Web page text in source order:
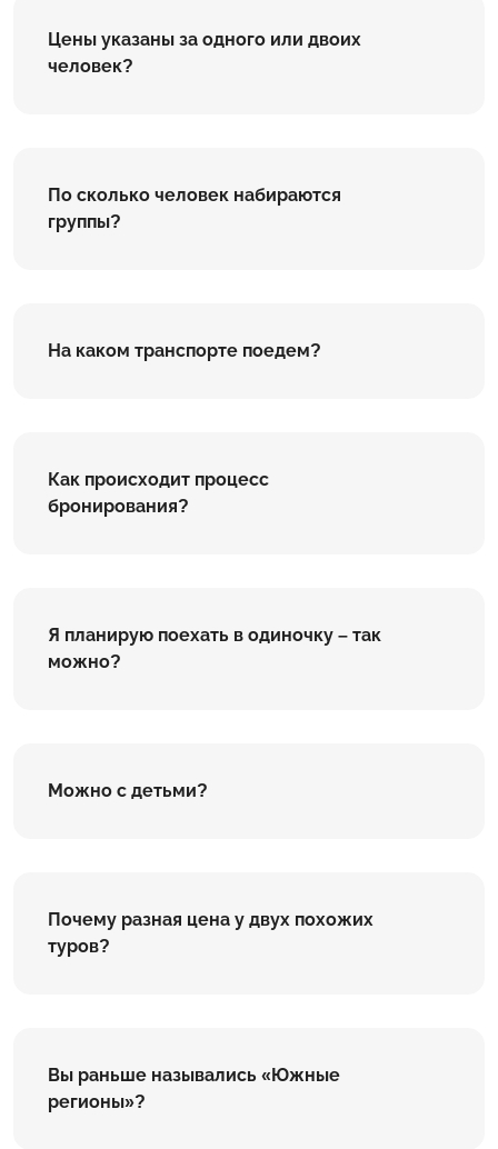
Цены указаны за одного или двоих
человек?
По сколько человек набираются
группы?
На каком транспорте поедем?
Как происходит процесс
бронирования?
Я планирую поехать в одиночку – так
можно?
Можно с детьми?
Почему разная цена у двух похожих
туров?
Вы раньше назывались «Южные
регионы»?